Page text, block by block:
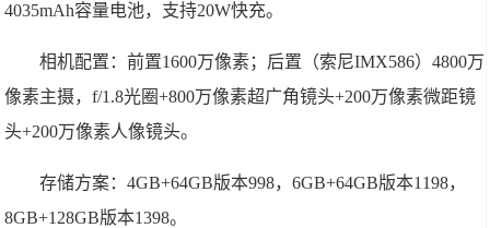
4035mAh容量电池，支持20W快充。
相机配置：前置1600万像素；后置（索尼IMX586）4800万
像素主摄，f/1.8光圈+800万像素超广角镜头+200万像素微距镜
头+200万像素人像镜头。
存储方案：4GB+64GB版本998，6GB+64GB版本1198，
8GB+128GB版本1398。